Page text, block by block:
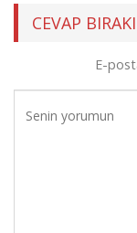
CEVAP
E-